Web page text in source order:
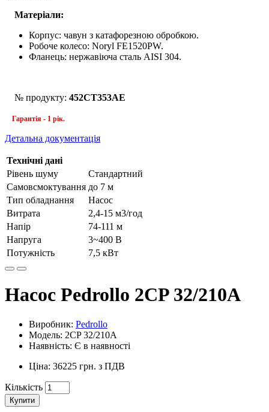
Матеріали:
Корпус: чавун з катафорезною обробкою.
Робоче колесо: Noryl FE1520PW.
Фланець: нержавіюча сталь AISI 304.
№ продукту: 452CT353AE
Гарантія - 1 рік.
Детальна документація
Технічні дані
Рівень шуму
Стандартний
Самовсмоктування до 7 м
Тип обладнання
Насос
Витрата
2,4-15 м3/год
Напір
74-111 м
Напруга
3~400 В
Потужність
7,5 кВт
Насос Pedrollo 2CP 32/210A
Виробник: Pedrollo
Модель: 2CP 32/210A
Наявність: Є в наявності
Ціна: 36225 грн. з ПДВ
Кількість
Купити